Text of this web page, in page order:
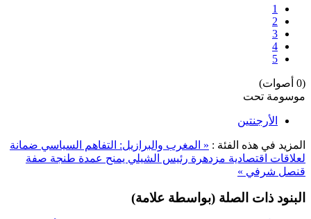
1
2
3
4
5
(0 أصوات)
موسومة تحت
الأرجنتين
المزيد في هذه الفئة : « المغرب والبرازيل: التفاهم السياسي ضمانة
لعلاقات اقتصادية مزدهرة رئيس الشيلي يمنح عمدة طنجة صفة
قنصل شرفي »
البنود ذات الصلة (بواسطة علامة)